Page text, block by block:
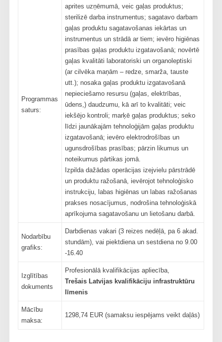
Programmas
saturs:
aprites uzņēmumā, veic gaļas produktus;
sterilizē darba instrumentus; sagatavo darbam
gaļas produktu sagatavošanas iekārtas un
instrumentus un strādā ar tiem; ievēro higiēnas
prasības gaļas produktu izgatavošanā; novērtē
gaļas kvalitāti laboratoriski un organoleptiski
(ar cilvēka maņām – redze, smarža, tauste
utt.); nosaka gaļas produktu izgatavošanā
nepieciešamo resursu (gaļas, elektrības,
ūdens,) daudzumu, kā arī to kvalitāti; veic
iekšējo kontroli; marķē gaļas produktus; seko
līdzi jaunākajām tehnoloģijām gaļas produktu
izgatavošanā; ievēro elektrodrošības un
ugunsdrošības prasības; pārzin likumus un
noteikumus pārtikas jomā.
Izpilda dažādas operācijas izejvielu pārstrādē
un produktu ražošanā, ievērojot tehnoloģisko
instrukciju, labas higiēnas un labas ražošanas
prakses nosacījumus, nodrošina tehnoloģiskā
aprīkojuma sagatavošanu un lietošanu darbā.
Nodarbību
grafiks:
Darbdienas vakari (3 reizes nedēļā, pa 6 akad.
stundām), vai piektdiena un sestdiena no 9.00
-16.40
Izglītības
dokuments
Profesionālā kvalifikācijas apliecība,
Trešais Latvijas kvalifikāciju infrastruktūru
līmenis
Mācību
maksa:
1298,74 EUR (samaksu iespējams veikt daļās)